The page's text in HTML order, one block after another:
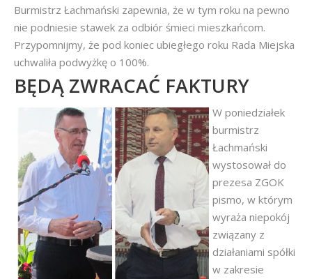
Burmistrz Łachmański zapewnia, że w tym roku na pewno
nie podniesie stawek za odbiór śmieci mieszkańcom.
Przypomnijmy, że pod koniec ubiegłego roku Rada Miejska
uchwaliła podwyżkę o 100%.
BĘDĄ ZWRACAĆ FAKTURY
W poniedziałek
burmistrz
Łachmański
wystosował do
prezesa ZGOK
pismo, w którym
wyraża niepokój
związany z
działaniami spółki
w zakresie